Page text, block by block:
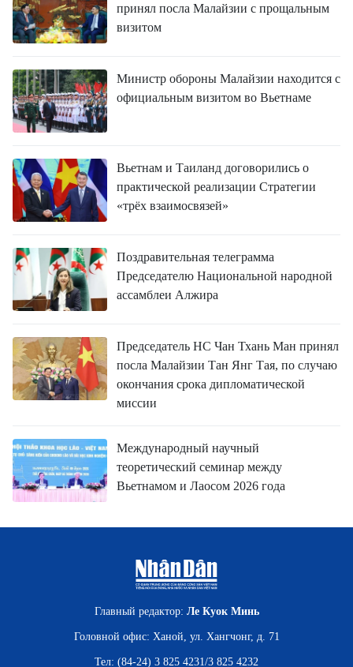
принял посла Малайзии с прощальным
визитом
Министр обороны Малайзии находится с
официальным визитом во Вьетнаме
Вьетнам и Таиланд договорились о
практической реализации Стратегии
«трёх взаимосвязей»
Поздравительная телеграмма
Председателю Национальной народной
ассамблеи Алжира
Председатель НС Чан Тхань Ман принял
посла Малайзии Тан Янг Тая, по случаю
окончания срока дипломатической
миссии
Международный научный
теоретический семинар между
Вьетнамом и Лаосом 2026 года
Главный редактор: Ле Куок Минь
Головной офис: Ханой, ул. Хангчонг, д. 71
Тел: (84-24) 3 825 4231/3 825 4232